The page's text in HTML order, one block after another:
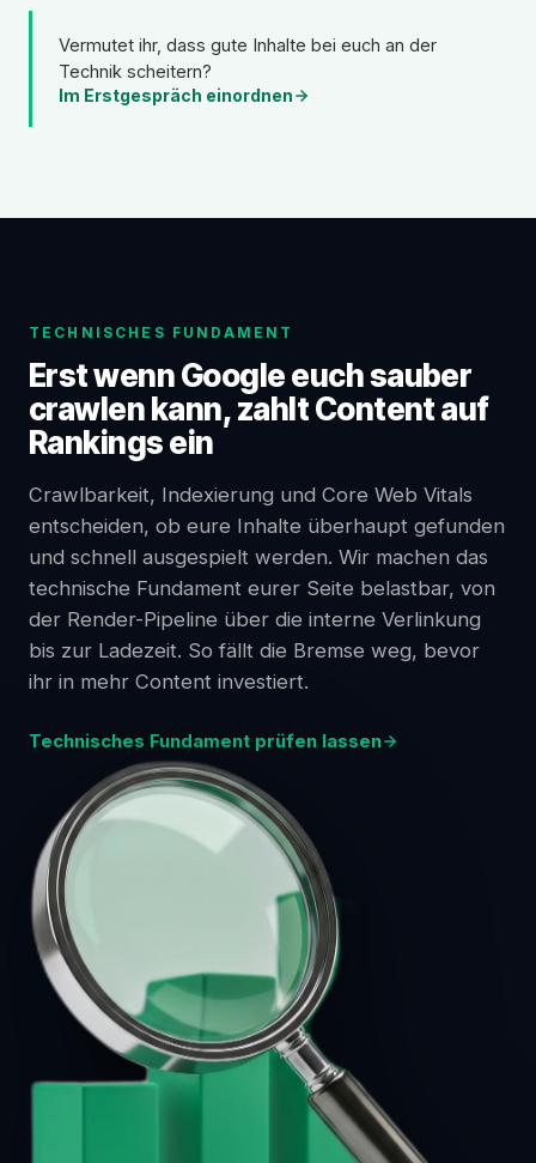
Vermutet ihr, dass gute Inhalte bei euch an der
Technik scheitern?
Im Erstgespräch einordnen
TECHNISCHES FUNDAMENT
Erst wenn Google euch sauber
crawlen kann, zahlt Content auf
Rankings ein
Crawlbarkeit, Indexierung und Core Web Vitals
entscheiden, ob eure Inhalte überhaupt gefunden
und schnell ausgespielt werden. Wir machen das
technische Fundament eurer Seite belastbar, von
der Render-Pipeline über die interne Verlinkung
bis zur Ladezeit. So fällt die Bremse weg, bevor
ihr in mehr Content investiert.
Technisches Fundament prüfen lassen